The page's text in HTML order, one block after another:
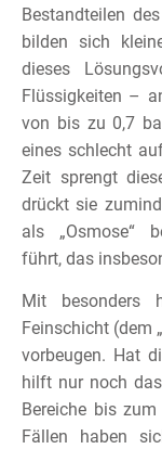
Bestandteilen
bilden sich
dieses
Flüssigkeiten –
von bis zu 0,7
eines schlecht
Zeit sprengt
drückt sie
als „Osmose“
führt, das
Mit besonders
Feinschicht (dem
vorbeugen. Hat
hilft nur noch
Bereiche bis
Fällen haben